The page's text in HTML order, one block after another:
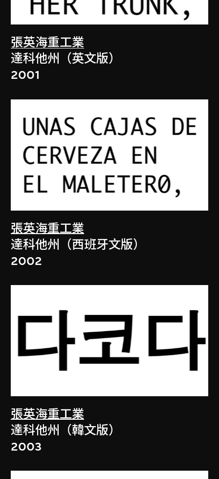
張英海重工業
達科他州（英文版）
2001
張英海重工業
達科他州（西班牙文版）
2002
張英海重工業
達科他州（韓文版）
2003